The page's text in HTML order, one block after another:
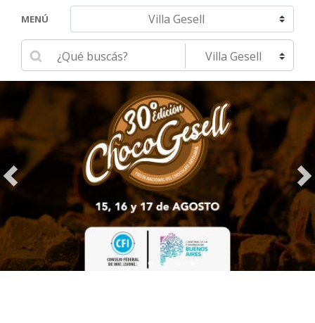
MENÚ Navegar hacia otra localidad
Ingrese su búsqueda Seleccione una localidad